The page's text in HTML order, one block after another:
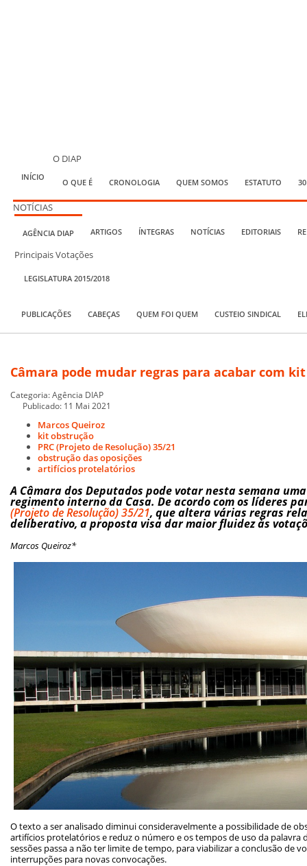
INÍCIO
O DIAP
O QUE É CRONOLOGIA QUEM SOMOS ESTATUTO
NOTÍCIAS
AGÊNCIA DIAP ARTIGOS ÍNTEGRAS NOTÍCIAS EDITORIAIS
Principais Votações
LEGISLATURA 2015/2018
PUBLICAÇÕES CABEÇAS QUEM FOI QUEM CUSTEIO SINDICAL
Câmara pode mudar regras para acabar com
Categoria:Agência DIAP
Publicado: 11 Mai 2021
Marcos Queiroz
kit obstrução
PRC (Projeto de Resolução) 35/21
obstrução das oposições
artifícios protelatórios
A Câmara dos Deputados pode votar nesta semana
regimento interno da Casa. De acordo com os líderes
(Projeto de Resolução) 35/21, que altera várias regras
deliberativo, a proposta visa dar maior fluidez às
Marcos Queiroz*
O texto a ser analisado diminui consideravelmente a possibilidade de
artifícios protelatórios e reduz o número e os tempos de uso da palavra
sessões passa a não ter limite de tempo, para viabilizar a conclusão de
interrupções para novas convocações.